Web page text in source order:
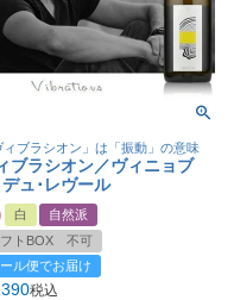
ィブラシオン」は「振動」の意味
ブラシオン／ヴィニョブ
デュ･レヴール
白
自然派
フトBOX 不可
ル便でお届け
税込